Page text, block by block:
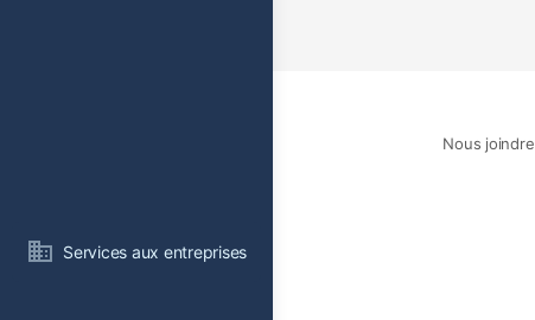
Services aux entreprises
Nous joindre